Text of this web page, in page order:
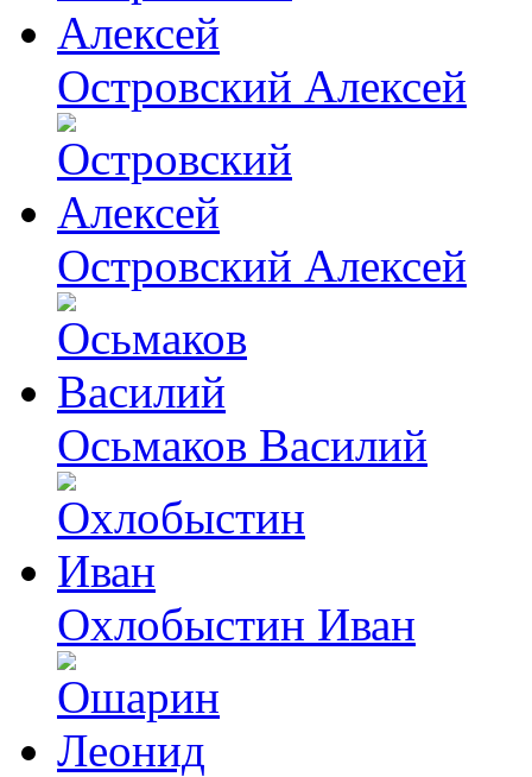
Островский Алексей
Островский Алексей
Осьмаков Василий
Охлобыстин Иван